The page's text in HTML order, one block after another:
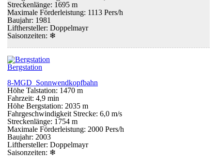
Streckenlänge: 1695 m
Maximale Förderleistung: 1113 Pers/h
Baujahr: 1981
Lifthersteller: Doppelmayr
Saisonzeiten: ❄
Bergstation
8-MGD Sonnwendkopfbahn
Höhe Talstation: 1470 m
Fahrzeit: 4,9 min
Höhe Bergstation: 2035 m
Fahrgeschwindigkeit Strecke: 6,0 m/s
Streckenlänge: 1754 m
Maximale Förderleistung: 2000 Pers/h
Baujahr: 2003
Lifthersteller: Doppelmayr
Saisonzeiten: ❄